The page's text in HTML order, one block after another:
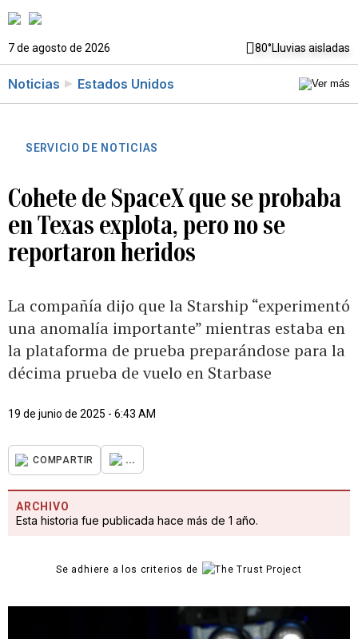
7 de agosto de 2026 80°Lluvias aisladas
Noticias Estados Unidos
SERVICIO DE NOTICIAS
Cohete de SpaceX que se probaba
en Texas explota, pero no se
reportaron heridos
La compañía dijo que la Starship “experimentó
una anomalía importante” mientras estaba en
la plataforma de prueba preparándose para la
décima prueba de vuelo en Starbase
19 de junio de 2025 - 6:43 AM
COMPARTIR ...
ARCHIVO
Esta historia fue publicada hace más de 1 año.
Se adhiere a los criterios de